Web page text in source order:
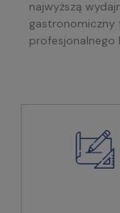
najwyższą
gastronomiczny
profesjonalnego